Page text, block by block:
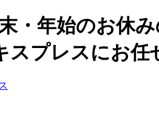
・年始のお休
スプレスにお任